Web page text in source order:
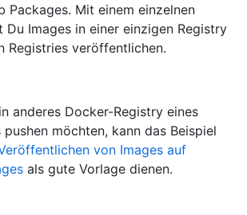
Packages. Mit einem einzelnen
Du Images in einer einzigen Registry
Registries veröffentlichen.
anderes Docker-Registry eines
möchten, kann das Beispiel
von Images auf
als gute Vorlage dienen.